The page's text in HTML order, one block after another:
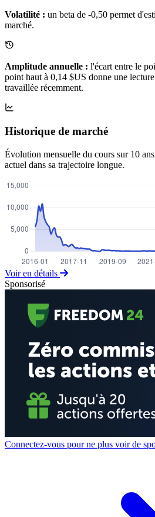
Volatilité : un beta de -0,50 permet
marché.
Amplitude annuelle : l'écart entre le
point haut à 0,14 $US donne une
travaillée récemment.
Historique de marché
Évolution mensuelle du cours sur 10
actuel dans sa trajectoire longue.
Voir en détails
Sponsorisé
Connectez-vous pour ne plus voir de